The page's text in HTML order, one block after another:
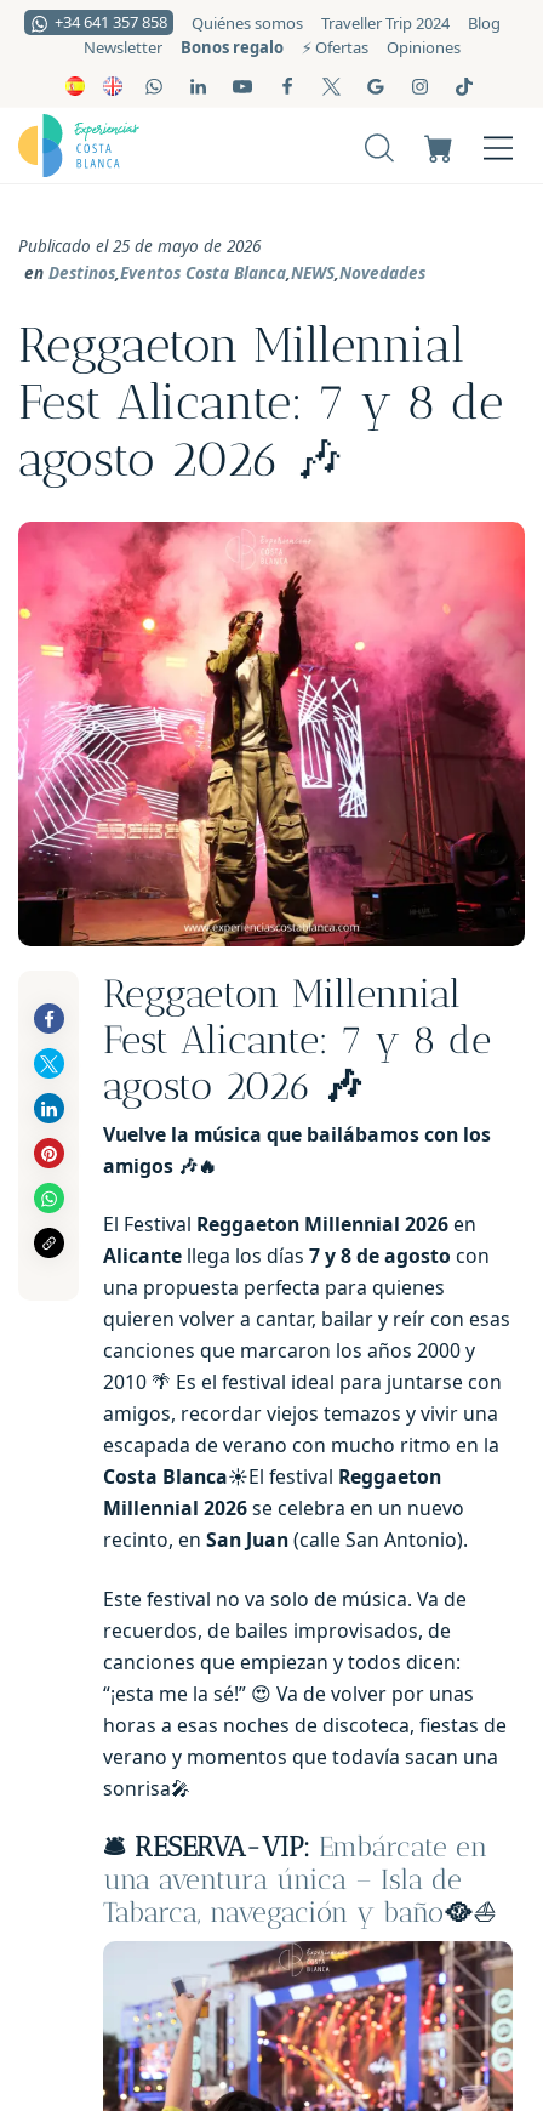
+34 641 357 858 Quiénes somos Traveller Trip 2024
Blog
Newsletter
Bonos regalo ⚡️ Ofertas Opiniones
Publicado el 25 de mayo de 2026
en Destinos,Eventos Costa Blanca,NEWS,Novedades
Reggaeton Millennial
Fest Alicante: 7 y 8 de
agosto 2026 🎶
Reggaeton Millennial
Fest Alicante: 7 y 8 de
agosto 2026 🎶
Vuelve la música que bailábamos con los
amigos 🎶🔥
El Festival Reggaeton Millennial 2026en
Alicante llega los días 7 y 8 de agosto con
una propuesta perfecta para quienes
quieren volver a cantar, bailar y reír con esas
canciones que marcaron los años 2000 y
2010 🌴 Es el festival ideal para juntarse con
amigos, recordar viejos temazos y vivir una
escapada de verano con mucho ritmo en la
Costa Blanca☀️El festival Reggaeton
Millennial 2026se celebra en un nuevo
recinto, en San Juan(calle San Antonio).
Este festival no va solo de música. Va de
recuerdos, de bailes improvisados, de
canciones que empiezan y todos dicen:
“¡esta me la sé!” 😍 Va de volver por unas
horas a esas noches de discoteca, fiestas de
verano y momentos que todavía sacan una
sonrisa🎤
🛎️ RESERVA-VIP: Embárcate en
una aventura única – Isla de
Tabarca, navegación y baño🥘⛵